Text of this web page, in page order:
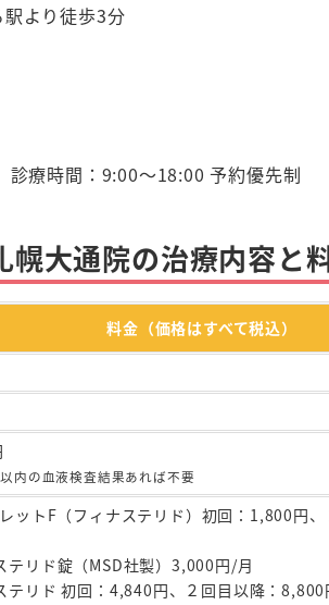
より徒歩3分
診療時間：9:00～18:00 予約優先制
幌大通院の治療内容と
料金（価格はすべて税込）
内の血液検査結果あれば不要
ットF（フィナステリド） 初回：1,800円
テリド錠（MSD社製） 3,000円/月
テリド初回：4,840円、２回目以降：8,800